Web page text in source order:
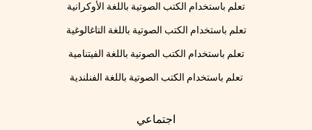
تعلم باستخدام الكتب الصوتية باللغة الأوكرانية
تعلم باستخدام الكتب الصوتية باللغة التاغالوغية
تعلم باستخدام الكتب الصوتية باللغة الفيتنامية
تعلم باستخدام الكتب الصوتية باللغة الفنلندية
اجتماعي